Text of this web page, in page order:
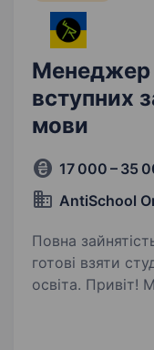
Менеджер
вступних
мови
17 000 – 35
AntiSchool
Повна
готові взяти
освіта. Привіт! Мене звати Анастасія,
англійської